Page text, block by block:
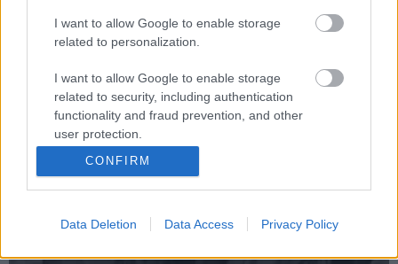
I want to allow Google to enable storage
related to personalization.
I want to allow Google to enable storage
related to security, including authentication
functionality and fraud prevention, and other
user protection.
CONFIRM
Data Deletion Data Access Privacy Policy
| 2022.10.20 17:54
Jelentős átalakulások zajlanak a két nagy kereskedelmi